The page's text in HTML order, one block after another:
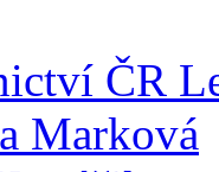
ČR
Marková